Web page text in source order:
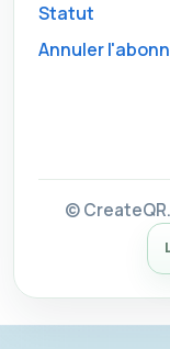
Statut
Annuler
©